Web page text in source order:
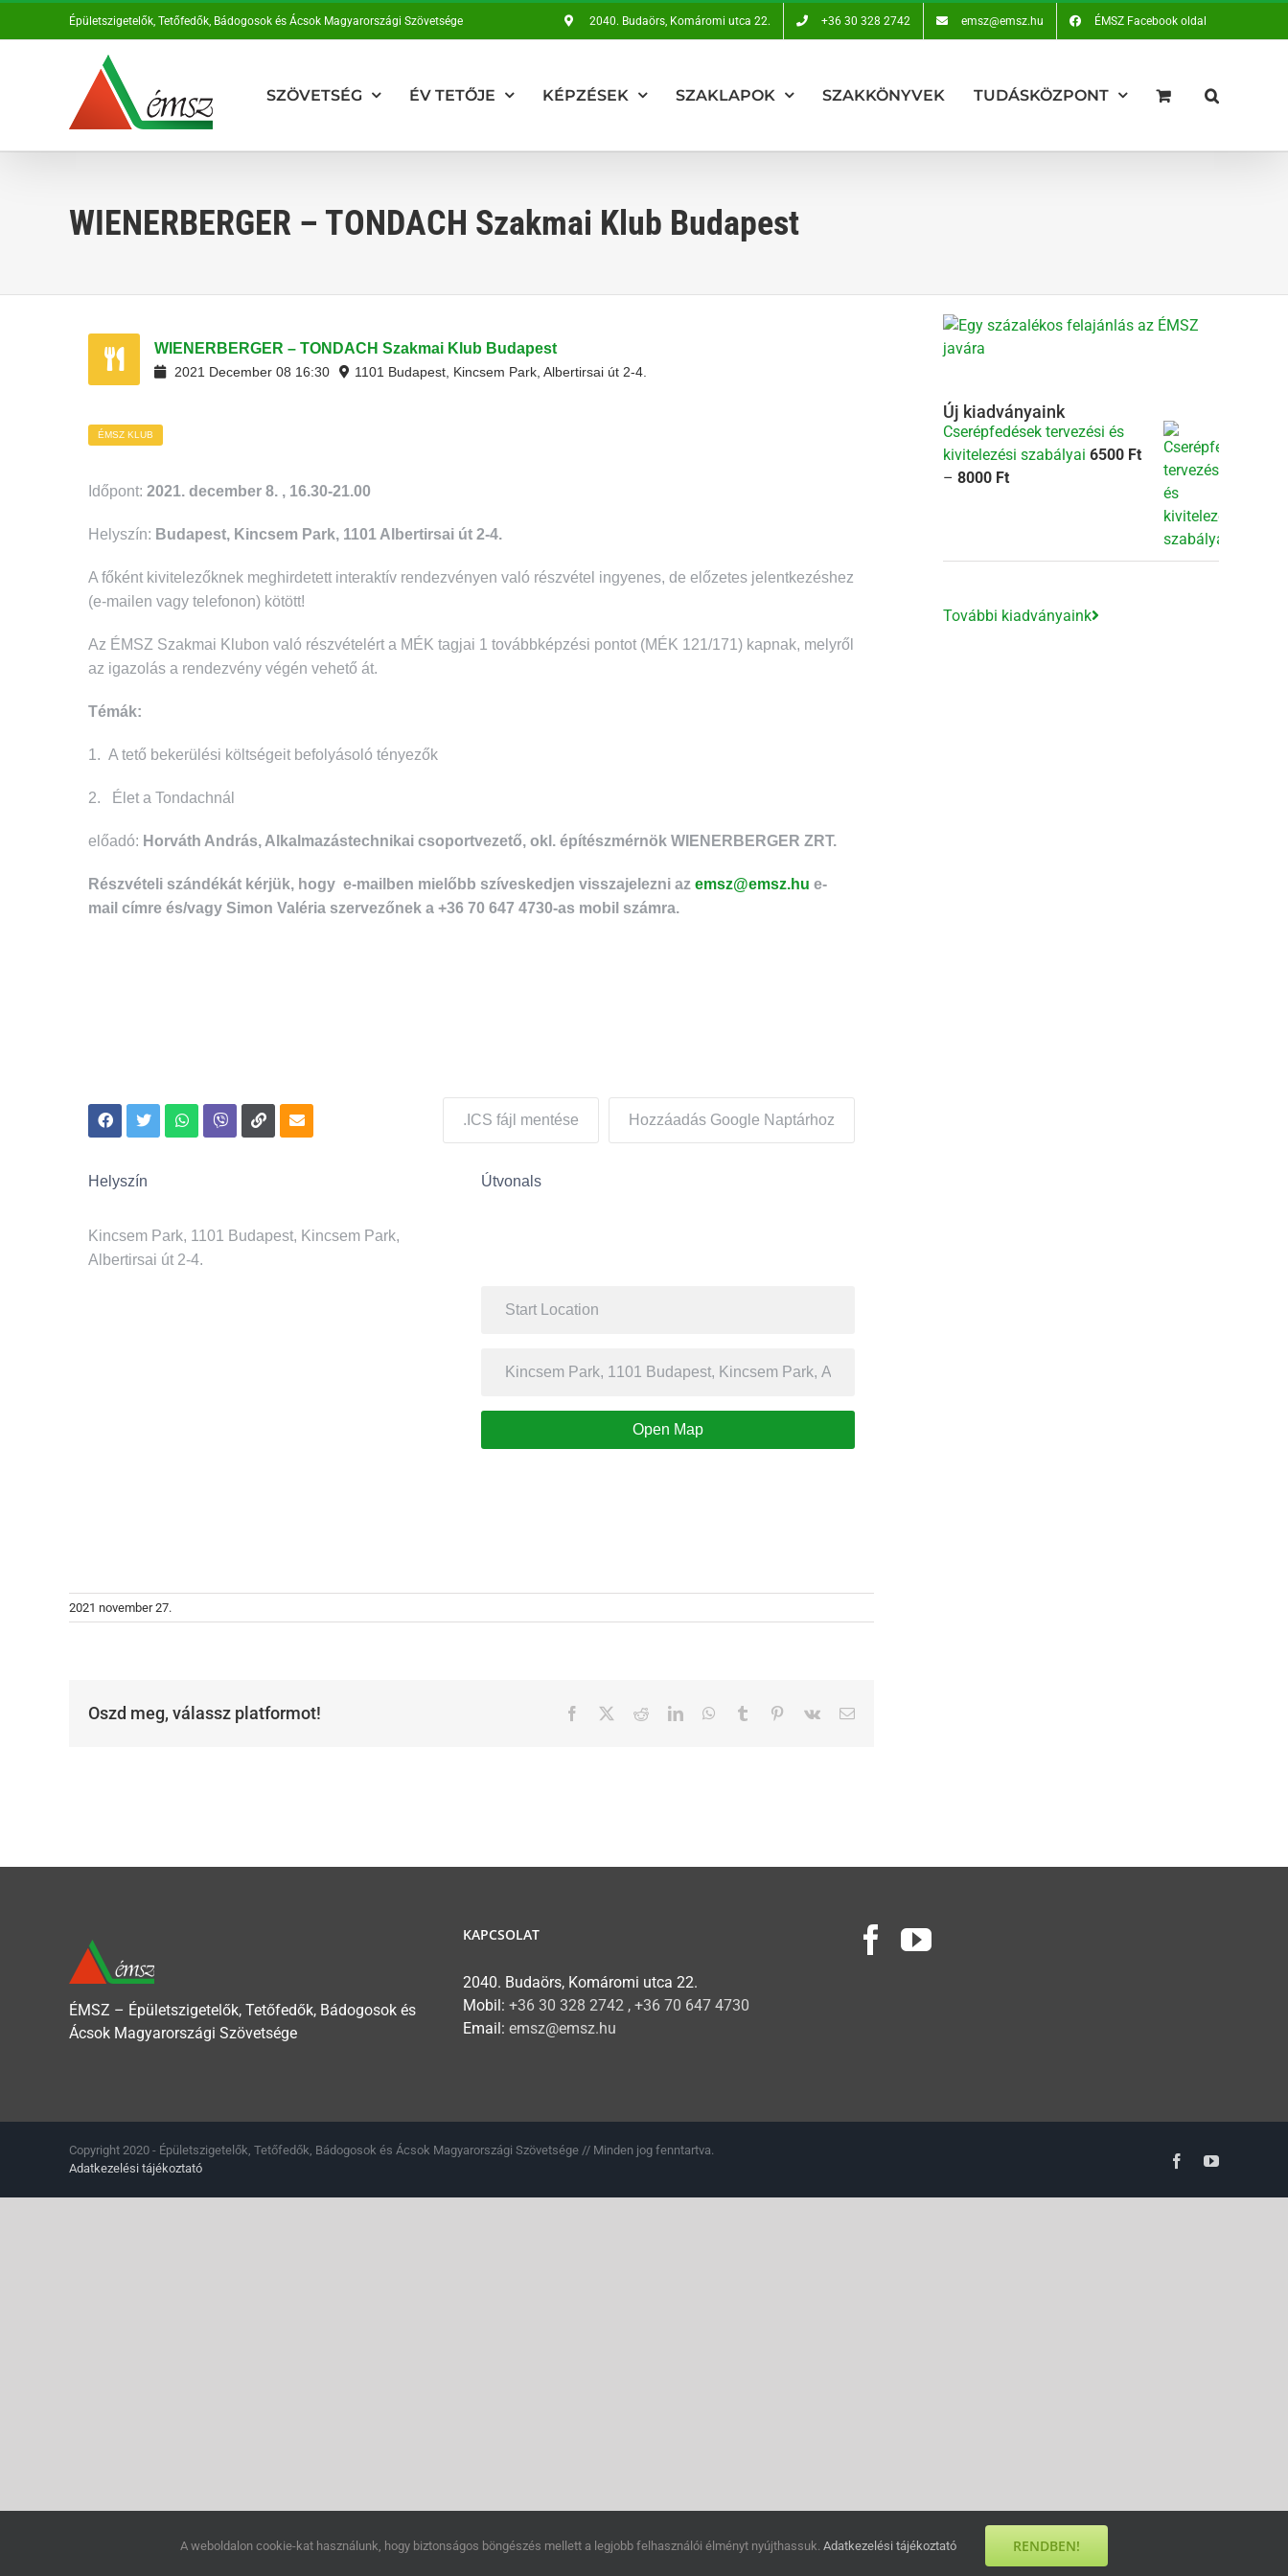
Épületszigetelők, Tetőfedők, Bádogosok és Ácsok Magyarországi Szövetsége 2040. Budaörs, Komáromi utca 22. +36 30 328 2742 emsz@emsz.hu ÉMSZ Facebook oldal
SZÖVETSÉG ÉV TETŐJE KÉPZÉSEK SZAKLAPOK SZAKKÖNYVEK TUDÁSKÖZPONT
WIENERBERGER – TONDACH Szakmai Klub Budapest
WIENERBERGER – TONDACH Szakmai Klub Budapest
2021 December 08 16:30 1101 Budapest, Kincsem Park, Albertirsai út 2-4.
ÉMSZ KLUB
Időpont: 2021. december 8. , 16.30-21.00
Helyszín: Budapest, Kincsem Park, 1101 Albertirsai út 2-4.
A főként kivitelezőknek meghirdetett interaktív rendezvényen való részvétel ingyenes, de előzetes jelentkezéshez
(e-mailen vagy telefonon) kötött!
Az ÉMSZ Szakmai Klubon való részvételért a MÉK tagjai 1 továbbképzési pontot (MÉK 121/171) kapnak, melyről
az igazolás a rendezvény végén vehető át.
Témák:
1. A tető bekerülési költségeit befolyásoló tényezők
2. Élet a Tondachnál
előadó: Horváth András, Alkalmazástechnikai csoportvezető, okl. építészmérnök WIENERBERGER ZRT.
Részvételi szándékát kérjük, hogy e-mailben mielőbb szíveskedjen visszajelezni az emsz@emsz.hu e-
mail címre és/vagy Simon Valéria szervezőnek a +36 70 647 4730-as mobil számra.
.ICS fájl mentése Hozzáadás Google Naptárhoz
Helyszín
Kincsem Park, 1101 Budapest, Kincsem Park,
Albertirsai út 2-4.
Útvonals
Open Map
2021 november 27.
Oszd meg, válassz platformot! Facebook RedditLinkedInWhatsApp
Tumblr Pinterest
Vk Email:
Új kiadványaink
Cserépfedések tervezési és
kivitelezési szabályai 6500 Ft
– 8000 FtÁrtartomány:
További kiadványaink
ÉMSZ – Épületszigetelők, Tetőfedők, Bádogosok és
Ácsok Magyarországi Szövetsége
KAPCSOLAT
2040. Budaörs, Komáromi utca 22.
Mobil: +36 30 328 2742 , +36 70 647 4730
Email: emsz@emsz.hu
Copyright 2020 - Épületszigetelők, Tetőfedők, Bádogosok és Ácsok Magyarországi Szövetsége // Minden jog fenntartva.
Adatkezelési tájékoztató
FacebookYouTube
A weboldalon cookie-kat használunk, hogy biztonságos böngészés mellett a legjobb felhasználói élményt nyújthassuk. Adatkezelési tájékoztató RENDBEN!